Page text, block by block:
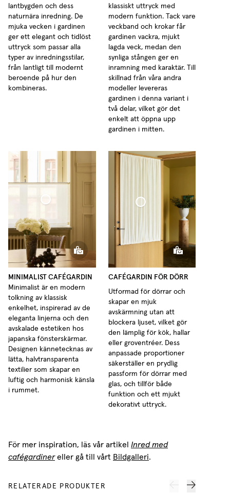
lantbygden och dess
naturnära inredning. De
mjuka vecken i gardinen
ger ett elegant och tidlöst
uttryck som passar alla
typer av inredningsstilar,
från lantligt till modernt
beroende på hur den
kombineras.
klassiskt uttryck med
modern funktion. Tack vare
veckband och krokar får
gardinen vackra, mjukt
lagda veck, medan den
synliga stången ger en
inramning med karaktär. Till
skillnad från våra andra
modeller levereras
gardinen i denna variant i
två delar, vilket gör det
enkelt att öppna upp
gardinen i mitten.
Minimalist Tunn Linne
MINIMALIST CAFÉGARDIN
Minimalist är en modern
tolkning av klassisk
enkelhet, inspirerad av de
eleganta linjerna och den
avskalade estetiken hos
japanska fönsterskärmar.
Designen kännetecknas av
lätta, halvtransparenta
textilier som skapar en
luftig och harmonisk känsla
i rummet.
Cafégardin Dörr Vävd Linne
CAFÉGARDIN FÖR DÖRR
Utformad för dörrar och
skapar en mjuk
avskärmning utan att
blockera ljuset, vilket gör
den lämplig för kök, hallar
eller groventréer. Dess
anpassade proportioner
säkerställer en prydlig
passform för dörrar med
glas, och tillför både
funktion och ett mjukt
dekorativt uttryck.
För mer inspiration, läs vår artikel Inred med
cafégardiner eller gå till vårt Bildgalleri.
RELATERADE PRODUKTER